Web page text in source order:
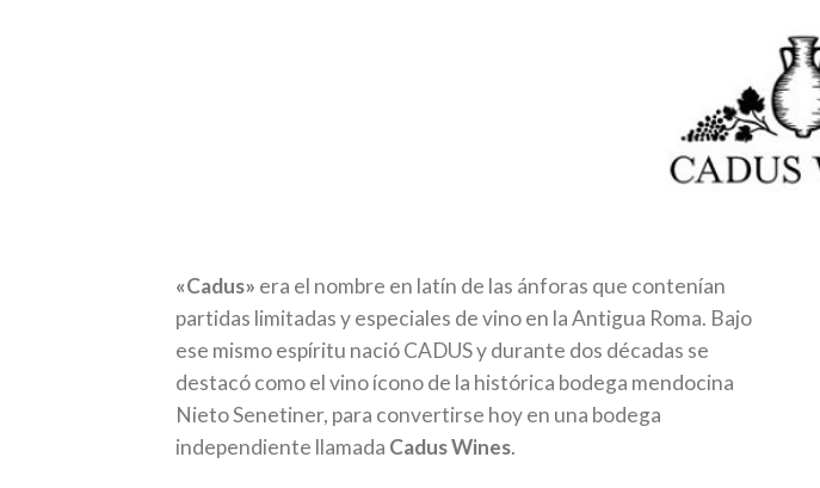
«Cadus» era el nombre en latín de las ánforas que contenían
partidas limitadas y especiales de vino en la Antigua Roma. Bajo
ese mismo espíritu nació CADUS y durante dos décadas se
destacó como el vino ícono de la histórica bodega mendocina
Nieto Senetiner, para convertirse hoy en una bodega
independiente llamada Cadus Wines.